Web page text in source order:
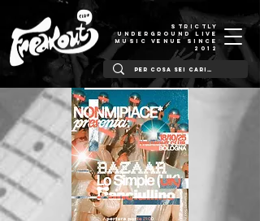
STRICTLY
UNDERGROUND LIVE
MUSIC VENUE SINCE
2012